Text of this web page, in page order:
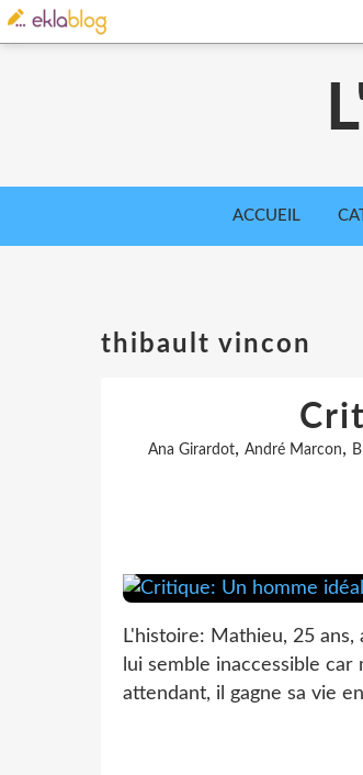
ACCUEIL
thibault vincon
Ana Girardot, André Marcon,
L'histoire: Mathieu, 25
lui semble inaccessible
attendant, il gagne sa vie